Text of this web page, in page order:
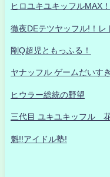
ヒロユキユキッフルMAX
徹夜DEテツヤッフル!！レ
剛Q超児ともっふる！
ヤナッフル ゲームだいす
ヒウラー総統の野望
三代目 ユキユキッフル
魁!!アイドル塾!